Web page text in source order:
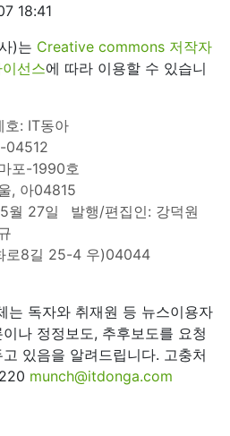
18:41
)는 Creative commons 저작자
선스에 따라 이용할 수 있습니
호: IT동아
04512
포-1990호
, 아04815
월 27일
발행/편집인: 강덕원
로8길 25-4 우)04044
는 독자와 취재원 등 뉴스이용자
나 정정보도, 추후보도를 요청
있음을 알려드립니다. 고충처
munch@itdonga.com